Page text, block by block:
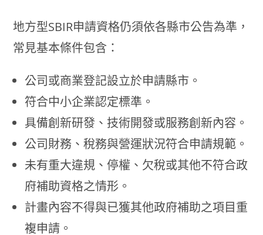
地方型SBIR申請資格仍須依各縣市公告為準，
常見基本條件包含：
公司或商業登記設立於申請縣市。
符合中小企業認定標準。
具備創新研發、技術開發或服務創新內容。
公司財務、稅務與營運狀況符合申請規範。
未有重大違規、停權、欠稅或其他不符合政
府補助資格之情形。
計畫內容不得與已獲其他政府補助之項目重
複申請。